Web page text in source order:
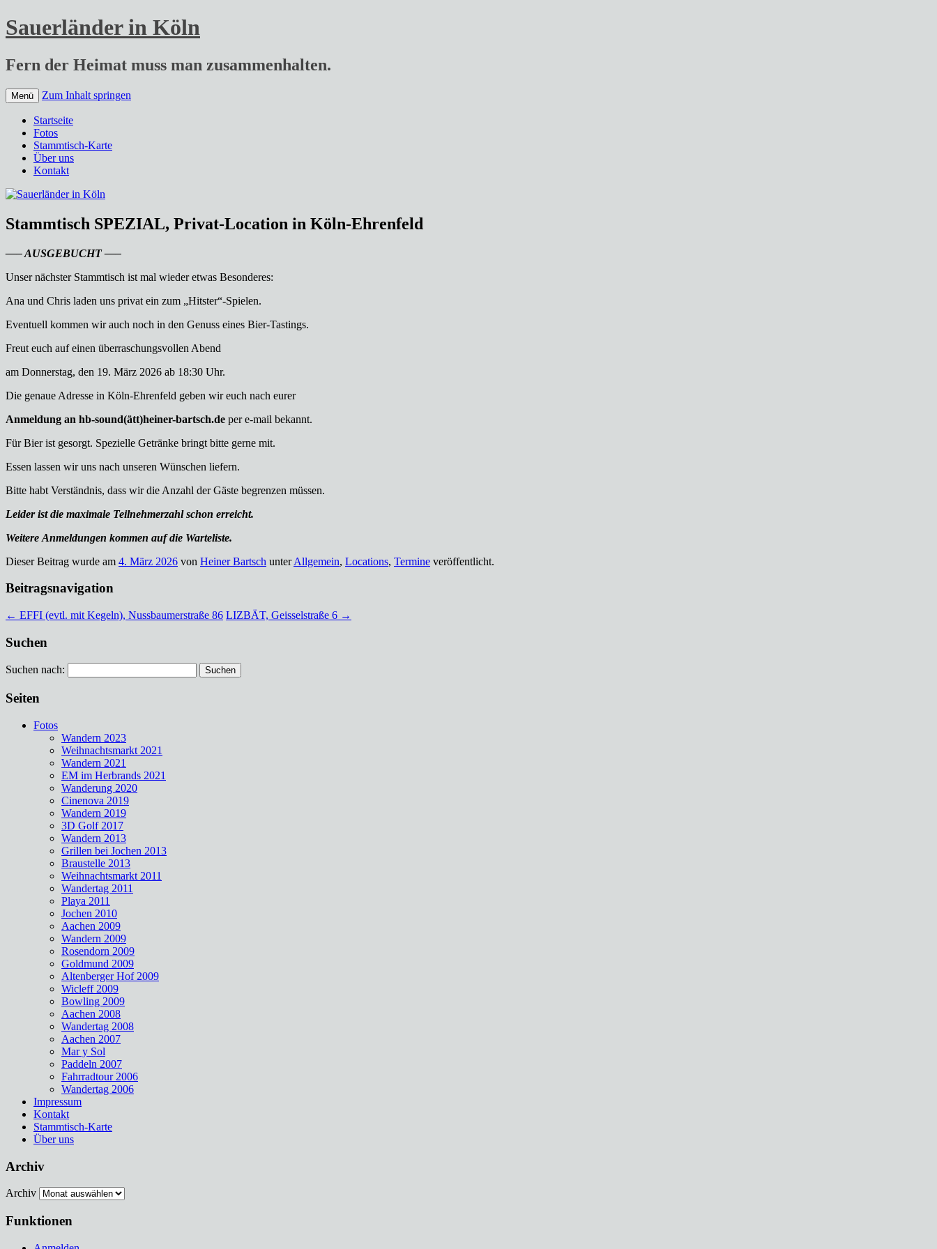
Sauerländer in Köln
Fern der Heimat muss man zusammenhalten.
Menü Zum Inhalt springen
Startseite
Fotos
Stammtisch-Karte
Über uns
Kontakt
Stammtisch SPEZIAL, Privat-Location in Köln-Ehrenfeld
—– AUSGEBUCHT —–
Unser nächster Stammtisch ist mal wieder etwas Besonderes:
Ana und Chris laden uns privat ein zum „Hitster“-Spielen.
Eventuell kommen wir auch noch in den Genuss eines Bier-Tastings.
Freut euch auf einen überraschungsvollen Abend
am Donnerstag, den 19. März 2026 ab 18:30 Uhr.
Die genaue Adresse in Köln-Ehrenfeld geben wir euch nach eurer
Anmeldung an hb-sound(ätt)heiner-bartsch.de per e-mail bekannt.
Für Bier ist gesorgt. Spezielle Getränke bringt bitte gerne mit.
Essen lassen wir uns nach unseren Wünschen liefern.
Bitte habt Verständnis, dass wir die Anzahl der Gäste begrenzen müssen.
Leider ist die maximale Teilnehmerzahl schon erreicht.
Weitere Anmeldungen kommen auf die Warteliste.
Dieser Beitrag wurde am 4. März 2026 von Heiner Bartsch unterAllgemein, Locations, Termine veröffentlicht.
Beitragsnavigation
← EFFI (evtl. mit Kegeln), Nussbaumerstraße 86 LIZBÄT, Geisselstraße 6 →
Suchen
Suchen nach:
Seiten
Fotos
Wandern 2023
Weihnachtsmarkt 2021
Wandern 2021
EM im Herbrands 2021
Wanderung 2020
Cinenova 2019
Wandern 2019
3D Golf 2017
Wandern 2013
Grillen bei Jochen 2013
Braustelle 2013
Weihnachtsmarkt 2011
Wandertag 2011
Playa 2011
Jochen 2010
Aachen 2009
Wandern 2009
Rosendorn 2009
Goldmund 2009
Altenberger Hof 2009
Wicleff 2009
Bowling 2009
Aachen 2008
Wandertag 2008
Aachen 2007
Mar y Sol
Paddeln 2007
Fahrradtour 2006
Wandertag 2006
Impressum
Kontakt
Stammtisch-Karte
Über uns
Archiv
Archiv
Funktionen